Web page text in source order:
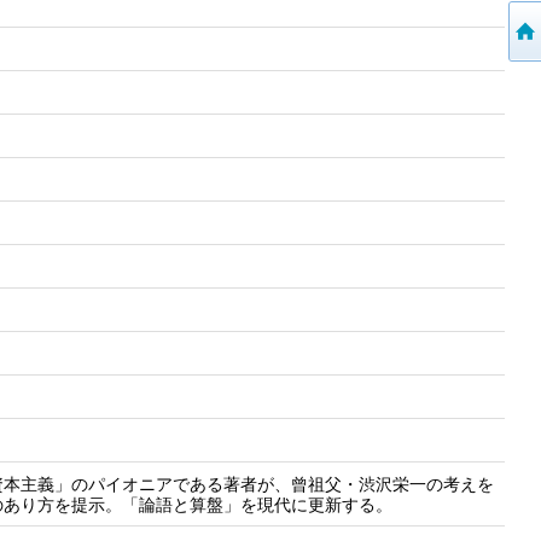
主義」のパイオニアである著者が、曾祖父・渋沢栄一の考えを
り方を提示。「論語と算盤」を現代に更新する。